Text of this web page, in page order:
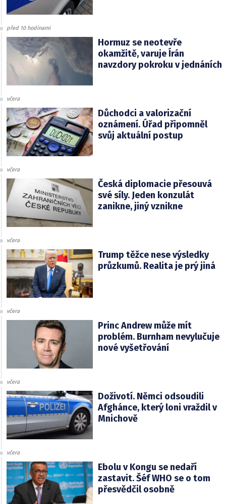
před 10 hodinami
Hormuz se neotevře
okamžitě, varuje Írán
navzdory pokroku v jednáních
včera
Důchodci a valorizační
oznámení. Úřad připomněl
svůj aktuální postup
včera
Česká diplomacie přesouvá
své síly. Jeden konzulát
zanikne, jiný vznikne
včera
Trump těžce nese výsledky
průzkumů. Realita je prý jiná
včera
Princ Andrew může mít
problém. Burnham nevylučuje
nové vyšetřování
včera
Doživotí. Němci odsoudili
Afghánce, který loni vraždil v
Mnichově
včera
Ebolu v Kongu se nedaří
zastavit. Šéf WHO se o tom
přesvědčil osobně